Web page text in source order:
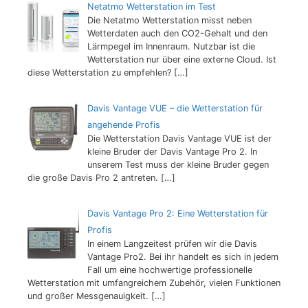
Netatmo Wetterstation im Test
Die Netatmo Wetterstation misst neben
Wetterdaten auch den CO2-Gehalt und den
Lärmpegel im Innenraum. Nutzbar ist die
Wetterstation nur über eine externe Cloud. Ist
diese Wetterstation zu empfehlen? […]
Davis Vantage VUE – die Wetterstation für
angehende Profis
Die Wetterstation Davis Vantage VUE ist der
kleine Bruder der Davis Vantage Pro 2. In
unserem Test muss der kleine Bruder gegen
die große Davis Pro 2 antreten. […]
Davis Vantage Pro 2: Eine Wetterstation für
Profis
In einem Langzeitest prüfen wir die Davis
Vantage Pro2. Bei ihr handelt es sich in jedem
Fall um eine hochwertige professionelle
Wetterstation mit umfangreichem Zubehör, vielen Funktionen
und großer Messgenauigkeit. […]